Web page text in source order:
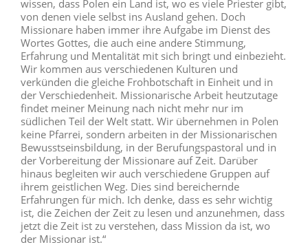
wissen, dass Polen ein Land ist, wo es viele Priester gibt,
von denen viele selbst ins Ausland gehen. Doch
Missionare haben immer ihre Aufgabe im Dienst des
Wortes Gottes, die auch eine andere Stimmung,
Erfahrung und Mentalität mit sich bringt und einbezieht.
Wir kommen aus verschiedenen Kulturen und
verkünden die gleiche Frohbotschaft in Einheit und in
der Verschiedenheit. Missionarische Arbeit heutzutage
findet meiner Meinung nach nicht mehr nur im
südlichen Teil der Welt statt. Wir übernehmen in Polen
keine Pfarrei, sondern arbeiten in der Missionarischen
Bewusstseinsbildung, in der Berufungspastoral und in
der Vorbereitung der Missionare auf Zeit. Darüber
hinaus begleiten wir auch verschiedene Gruppen auf
ihrem geistlichen Weg. Dies sind bereichernde
Erfahrungen für mich. Ich denke, dass es sehr wichtig
ist, die Zeichen der Zeit zu lesen und anzunehmen, dass
jetzt die Zeit ist zu verstehen, dass Mission da ist, wo
der Missionar ist.“